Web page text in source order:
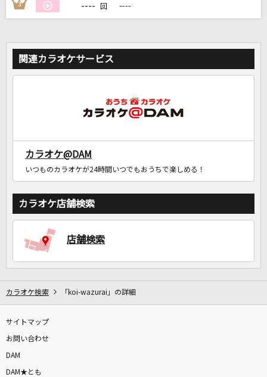
3 ---- 回 ----
関連カラオケサービス
カラオケ@DAM
いつものカラオケが24時間いつでもおうちで楽しめる！
カラオケ店舗検索
店舗検索
カラオケ検索 「koi-wazurai」の詳細
サイトマップ
お問い合わせ
DAM
DAM★とも